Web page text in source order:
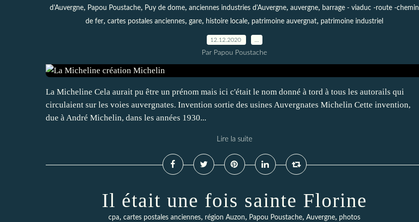
d'Auvergne, Papou Poustache, Puy de dome, anciennes industries d'Auvergne, auvergne, barrage - viaduc -route -chemin
de fer, cartes postales anciennes, gare, histoire locale, patrimoine auvergnat, patrimoine industriel
12.12.2020
Par Papou Poustache
La Micheline Cela aurait pu être un prénom mais ici c'était le nom donné à tord à tous les autorails qui
circulaient sur les voies auvergnates. Invention sortie des usines Auvergnates Michelin Cette invention,
due à André Michelin, dans les années 1930...
Lire la suite
Il était une fois sainte Florine
cpa, cartes postales anciennes, région Auzon, Papou Poustache, Auvergne, photos